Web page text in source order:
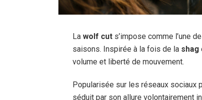
Lawolf cut s’impose comme l’une
saisons. Inspirée à la fois de la shag
volume et liberté de mouvement.
Popularisée sur les réseaux sociaux
séduit par son allure volontairement